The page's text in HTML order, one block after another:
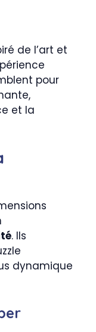
de l’art et
pour
et la
. Ils
dynamique